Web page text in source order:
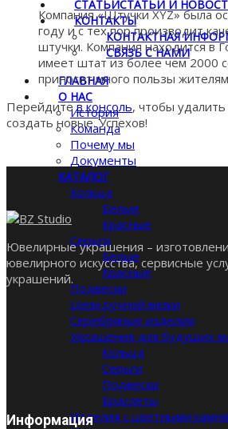
СТАТЬИСТАТЬИ И
КОНТАКТЫ
КОНТАКТНАЯ
СВЯЗЬ С НАМИ
ГЛАВНАЯ
О НАС
История
Команда
Почему мы
Документы
КАТАЛОГ
Кольца
Белые
Красные
Серьги
Белые
Красные
Подвески
Цепи ручной вязки
Серебряные изделия
Украшения для будущих
Кольца
Серьги
Подвески
Браслеты
Изделия с цветными
Компания «Штучки XYZ» была
году и с тех пор производит
штучки. Компания находится в
имеет штат из более чем 2000
приносит много пользы
Перейдитев консоль, чтобы
создать новые. Успехов!
Ювелирные украшения –
ювелирного искусства, сервисные
украшений.
Информация